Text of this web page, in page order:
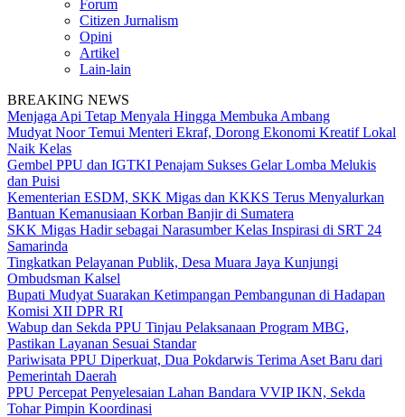
Forum
Citizen Jurnalism
Opini
Artikel
Lain-lain
BREAKING NEWS
Menjaga Api Tetap Menyala Hingga Membuka Ambang
Mudyat Noor Temui Menteri Ekraf, Dorong Ekonomi Kreatif Lokal
Naik Kelas
Gembel PPU dan IGTKI Penajam Sukses Gelar Lomba Melukis
dan Puisi
Kementerian ESDM, SKK Migas dan KKKS Terus Menyalurkan
Bantuan Kemanusiaan Korban Banjir di Sumatera
SKK Migas Hadir sebagai Narasumber Kelas Inspirasi di SRT 24
Samarinda
Tingkatkan Pelayanan Publik, Desa Muara Jaya Kunjungi
Ombudsman Kalsel
Bupati Mudyat Suarakan Ketimpangan Pembangunan di Hadapan
Komisi XII DPR RI
Wabup dan Sekda PPU Tinjau Pelaksanaan Program MBG,
Pastikan Layanan Sesuai Standar
Pariwisata PPU Diperkuat, Dua Pokdarwis Terima Aset Baru dari
Pemerintah Daerah
PPU Percepat Penyelesaian Lahan Bandara VVIP IKN, Sekda
Tohar Pimpin Koordinasi